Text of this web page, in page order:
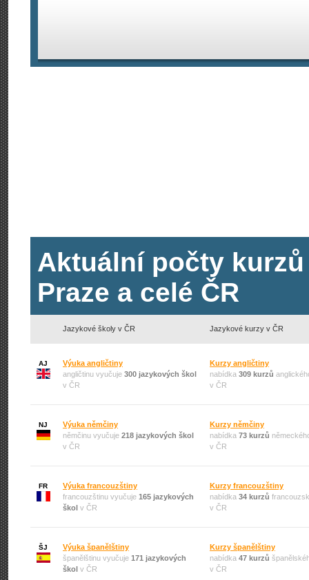
Aktuální počty
Praze a celé ČR
Jazykové školy v ČR Jazykové kurzy v ČR
AJ
Výuka angličtiny
angličtinu vyučuje 300 jazykových škol
v ČR
Kurzy angličtiny
nabídka 309 kurzů
v ČR
NJ
Výuka němčiny
němčinu vyučuje 218 jazykových škol
v ČR
Kurzy němčiny
nabídka 73 kurzů
v ČR
FR
Výuka francouzštiny
francouzštinu vyučuje 165 jazykových
škol v ČR
Kurzy francouzštiny
nabídka 34 kurzů
v ČR
ŠJ
Výuka španělštiny
španělštinu vyučuje 171 jazykových
škol v ČR
Kurzy španělštiny
nabídka 47 kurzů
v ČR